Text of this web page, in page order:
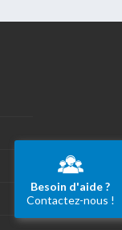
Besoin d'aide ?
Contactez-nous !